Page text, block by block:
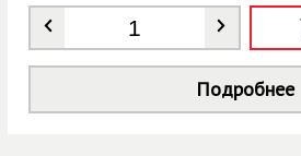
Количество
Подробнее